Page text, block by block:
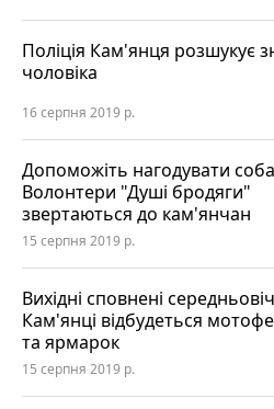
Поліція Кам'янця розшукує
чоловіка
16 серпня 2019 р.
Допоможіть нагодувати
Волонтери "Душі бродяги"
звертаються до кам'янчан
15 серпня 2019 р.
Вихідні сповнені
Кам'янці відбудеться
та ярмарок
15 серпня 2019 р.